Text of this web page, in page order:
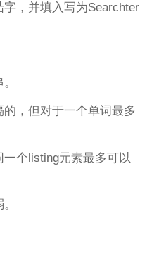
，并填入写为Searchter
，但对于一个单词最多
个listing元素最多可以